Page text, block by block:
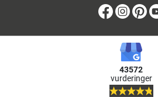
Facebook
43572
vurderinger